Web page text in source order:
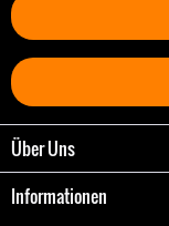
Über Uns
Informationen